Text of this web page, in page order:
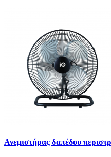
Ανεμιστήρας δαπέδου